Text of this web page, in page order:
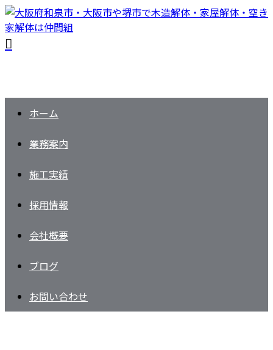
ホーム
業務案内
施工実績
採用情報
会社概要
ブログ
お問い合わせ